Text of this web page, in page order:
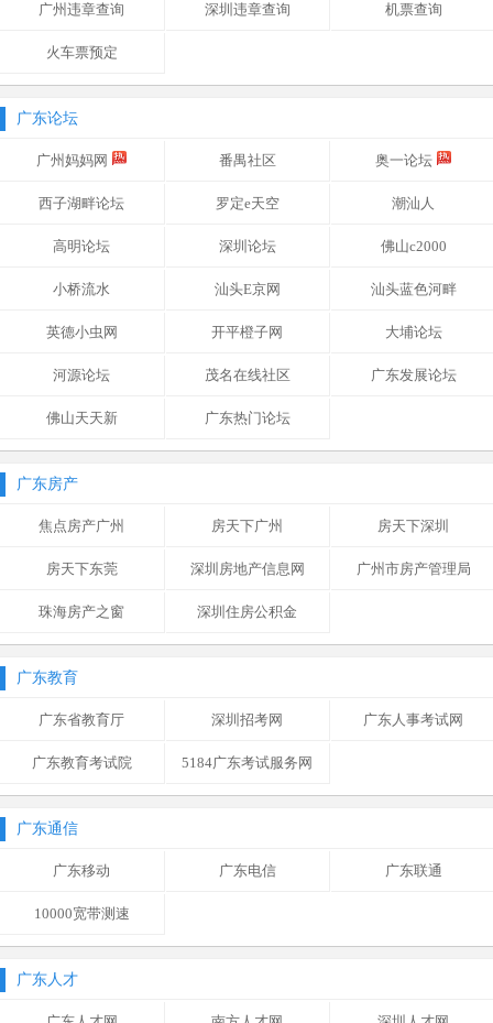
广州违章查询 深圳违章查询 机票查询
火车票预定
广东论坛
广州妈妈网 番禺社区 奥一论坛
西子湖畔论坛 罗定e天空 潮汕人
高明论坛 深圳论坛 佛山c2000
小桥流水 汕头E京网 汕头蓝色河畔
英德小虫网 开平橙子网 大埔论坛
河源论坛 茂名在线社区 广东发展论坛
佛山天天新 广东热门论坛
广东房产
焦点房产广州 房天下广州 房天下深圳
房天下东莞 深圳房地产信息网 广州市房产管理局
珠海房产之窗 深圳住房公积金
广东教育
广东省教育厅 深圳招考网 广东人事考试网
广东教育考试院 5184广东考试服务网
广东通信
广东移动 广东电信 广东联通
10000宽带测速
广东人才